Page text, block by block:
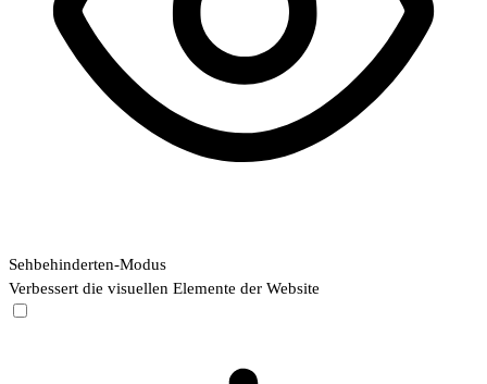
Sehbehinderten-Modus
Verbessert die visuellen Elemente der Website